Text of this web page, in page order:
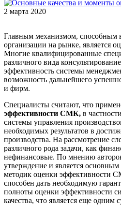
2 марта 2020
Главным механизмом, способным
организации на рынке, является
Многие квалифицированные
различного вида
эффективность системы
возможность дальнейшего
и фирм.
Специалисты считают, что
эффективности СМК, в
системы управления
необходимых результатов в
производства. На рассмотрение
различного рода задачи, как
нефинансовые. По мнению
утверждение и является
методик оценки эффективности
способен дать необходимую
полноты оценки эффективности
качества, что является еще